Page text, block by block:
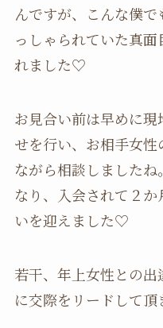
んですが、こんな僕
っしゃられていた真
れました♡
お見合い前は早めに
せを行い、お相手女
ながら相談しました
なり、入会されて２
いを迎えました♡
若干、年上女性との
に交際をリードして